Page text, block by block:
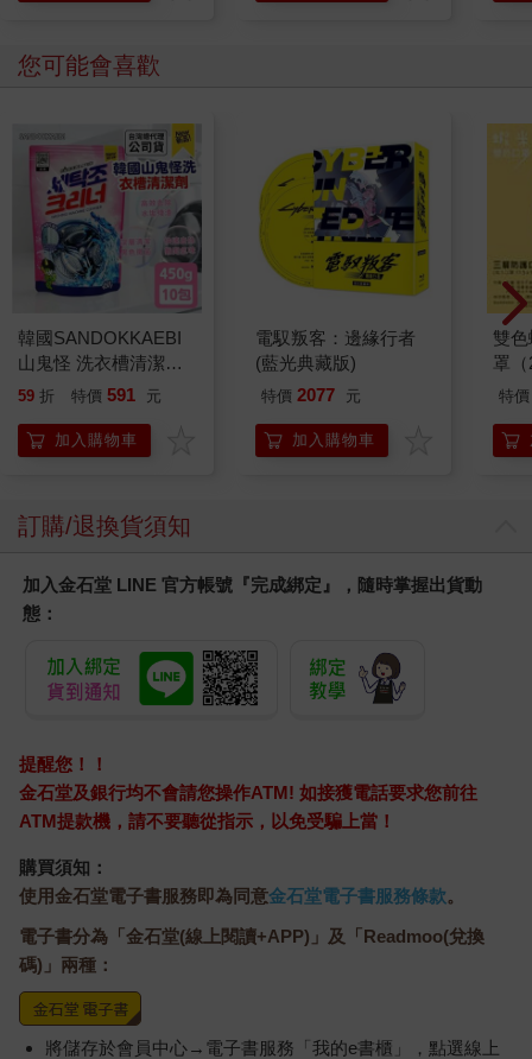
您可能會喜歡
韓國SANDOKKAEBI
山鬼怪 洗衣槽清潔劑
450公克-10包組
59 折 特價 591 元
加入購物車
電馭叛客：邊緣行者
(藍光典藏版)
特價 2077 元
加入購物車
雙
罩
特價
訂購/退換貨須知
加入金石堂 LINE 官方帳號『完成綁定』，隨時掌握出貨動
態：
提醒您！！
金石堂及銀行均不會請您操作ATM! 如接獲電話要求您前往
ATM提款機，請不要聽從指示，以免受騙上當！
購買須知：
使用金石堂電子書服務即為同意金石堂電子書服務條款。
電子書分為「金石堂(線上閱讀+APP)」及「Readmoo(兌換
碼)」兩種：
將儲存於會員中心→電子書服務「我的e書櫃」，點選線上